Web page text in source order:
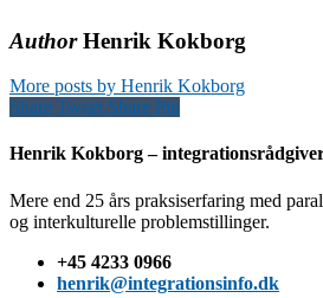
AuthorHenrik Kokborg
More posts by Henrik Kokborg
Share Tweet Share Pin
Henrik Kokborg –
Mere end 25 års praksiserfaring med
og interkulturelle problemstillinger.
+45 4233 0966
henrik@integrationsinfo.dk